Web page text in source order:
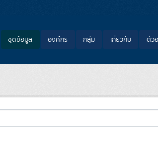
ชุดข้อมูล องค์กร กลุ่ม เกี่ยวกับ ตัว